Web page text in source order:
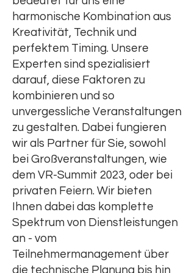
harmonische Kombination aus
Kreativität, Technik und
perfektem Timing. Unsere
Experten sind spezialisiert
darauf, diese Faktoren zu
kombinieren und so
unvergessliche Veranstaltungen
zu gestalten. Dabei fungieren
wir als Partner für Sie, sowohl
bei Großveranstaltungen, wie
dem VR-Summit 2023, oder bei
privaten Feiern. Wir bieten
Ihnen dabei das komplette
Spektrum von Dienstleistungen
an - vom
Teilnehmermanagement über
die technische Planung bis hin